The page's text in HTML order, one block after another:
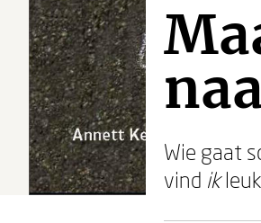
Wie gaat
vind ik